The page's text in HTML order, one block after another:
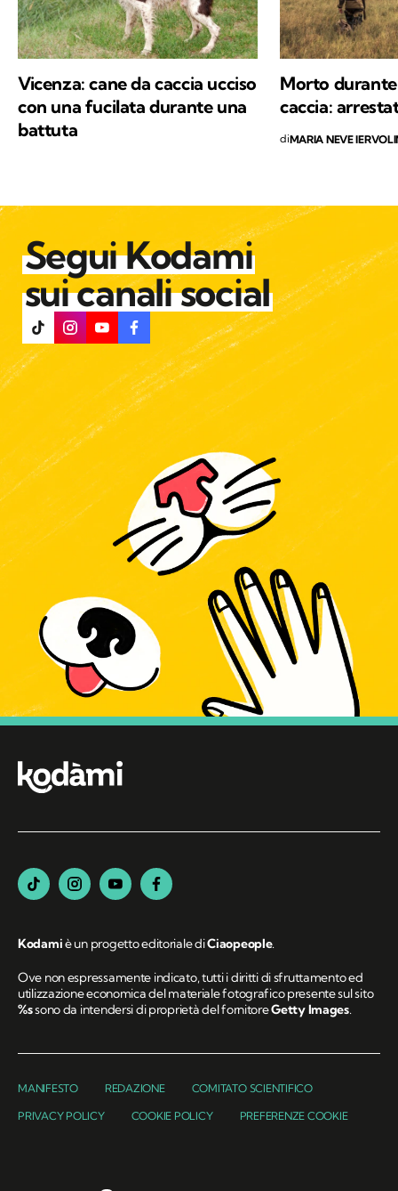
Vicenza: cane da caccia ucciso
con una fucilata durante una
battuta
Morto
caccia:
diMARIA NEVE
Segui Kodami
sui canali social
Kodamiè un progetto editoriale diCiaopeople.
Ove non espressamente indicato, tutti i diritti di sfruttamento ed
utilizzazione economica del materiale fotografico presente sul sito
%ssono da intendersi di proprietà del fornitoreGetty Images.
MANIFESTO REDAZIONE COMITATO SCIENTIFICO
PRIVACY POLICY COOKIE POLICY PREFERENZE COOKIE